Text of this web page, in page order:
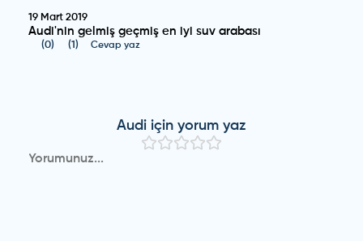
19 Mart 2019
Audi'nin gelmiş geçmiş en iyi suv arabası
(0) (1 ) Cevap yaz
Audi için yorum yaz